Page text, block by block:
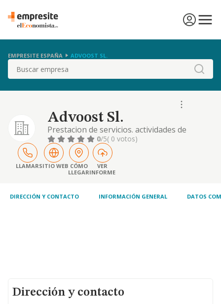
EMPRESITE ESPAÑA ADVOOST SL.
Buscar
Advoost Sl.
Prestacion de servicios. actividades de
gestion y administracion. servicios
educativos, sanitarios, de ocio y
entretenimiento
0/5( 0 votos)
LLAMARSITIO WEB CÓMO
LLEGAR
VER
INFORME
DIRECCIÓN Y CONTACTO INFORMACIÓN GENERAL DATOS
Dirección y contacto